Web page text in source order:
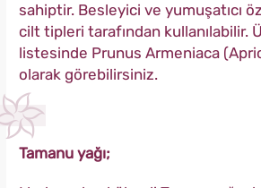
sahiptir. Besleyici ve yumuşatıcı
cilt tipleri tarafından kullanılabilir.
listesinde Prunus Armeniaca
olarak görebilirsiniz.
Tamanu yağı;